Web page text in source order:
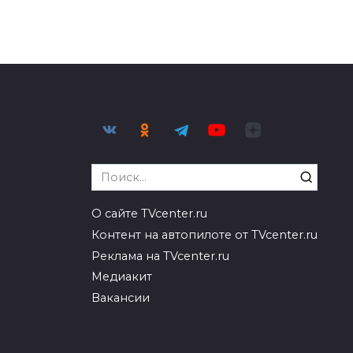
Search
for:
О сайте TVcenter.ru
Контент на автопилоте от TVcenter.ru
Реклама на TVcenter.ru
Медиакит
Вакансии